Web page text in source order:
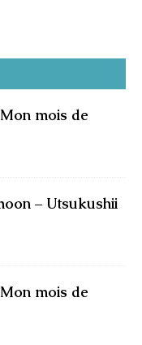
mois de
– Utsukushii
mois de